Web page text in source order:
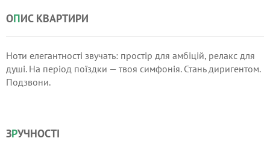
ОПИС КВАРТИРИ
Ноти елегантності звучать: простір для амбіцій, релакс для
душі. На період поїздки — твоя симфонія. Стань диригентом.
Подзвони.
ЗРУЧНОСТІ